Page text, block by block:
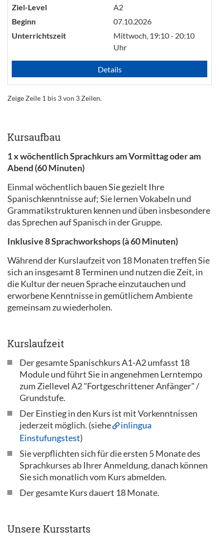
Ziel-Level
A2
Beginn
07.10.2026
Unterrichtszeit
Mittwoch, 19:10 - 20:10
Uhr
Details
Zeige Zeile 1 bis 3 von 3 Zeilen.
Kursaufbau
1 x wöchentlich Sprachkurs am Vormittag oder am
Abend (60 Minuten)
Einmal wöchentlich bauen Sie gezielt Ihre
Spanischkenntnisse auf; Sie lernen Vokabeln und
Grammatikstrukturen kennen und üben insbesondere
das Sprechen auf Spanisch in der Gruppe.
Inklusive 8 Sprachworkshops (à 60 Minuten)
Während der Kurslaufzeit von 18 Monaten treffen Sie
sich an insgesamt 8 Terminen und nutzen die Zeit, in
die Kultur der neuen Sprache einzutauchen und
erworbene Kenntnisse in gemütlichem Ambiente
gemeinsam zu wiederholen.
Kurslaufzeit
Der gesamte Spanischkurs A1-A2 umfasst 18
Module und führt Sie in angenehmen Lerntempo
zum Ziellevel A2 "Fortgeschrittener Anfänger" /
Grundstufe.
Der Einstieg in den Kurs ist mit Vorkenntnissen
jederzeit möglich. (siehe
inlingua
Einstufungstest)
Sie verpflichten sich für die ersten 5 Monate des
Sprachkurses ab Ihrer Anmeldung, danach können
Sie sich monatlich vom Kurs abmelden.
Der gesamte Kurs dauert 18 Monate.
Unsere Kursstarts